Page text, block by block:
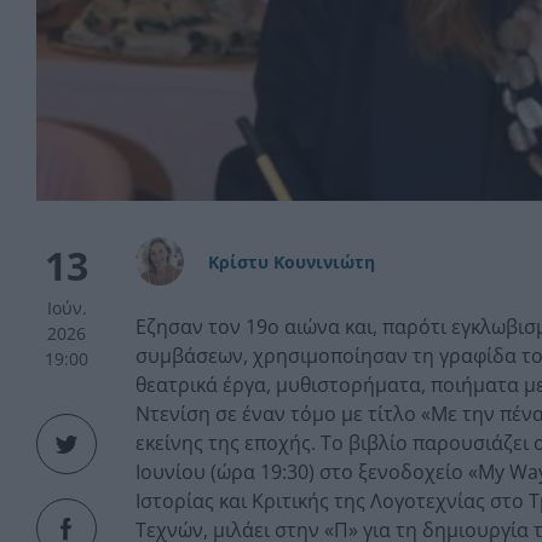
13
Ιούν.
2026
19:00
Κρίστυ Κουνινιώτη
Εζησαν τον 19ο αιώνα και, παρότι
συμβάσεων, χρησιμοποίησαν τη γραφίδα
θεατρικά έργα, μυθιστορήματα, ποιήματα
Ντενίση σε έναν τόμο με τίτλο «Με την
εκείνης της εποχής. Το βιβλίο
Ιουνίου (ώρα 19:30) στο ξενοδοχείο «My
Ιστορίας και Κριτικής της Λογοτεχνίας
Τεχνών, μιλάει στην «Π» για τη